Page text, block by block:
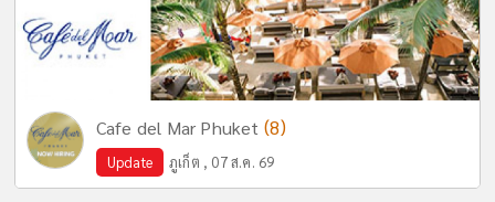
Cafe del Mar Phuket (8)
Update ภูเก็ต , 07 ส.ค. 69